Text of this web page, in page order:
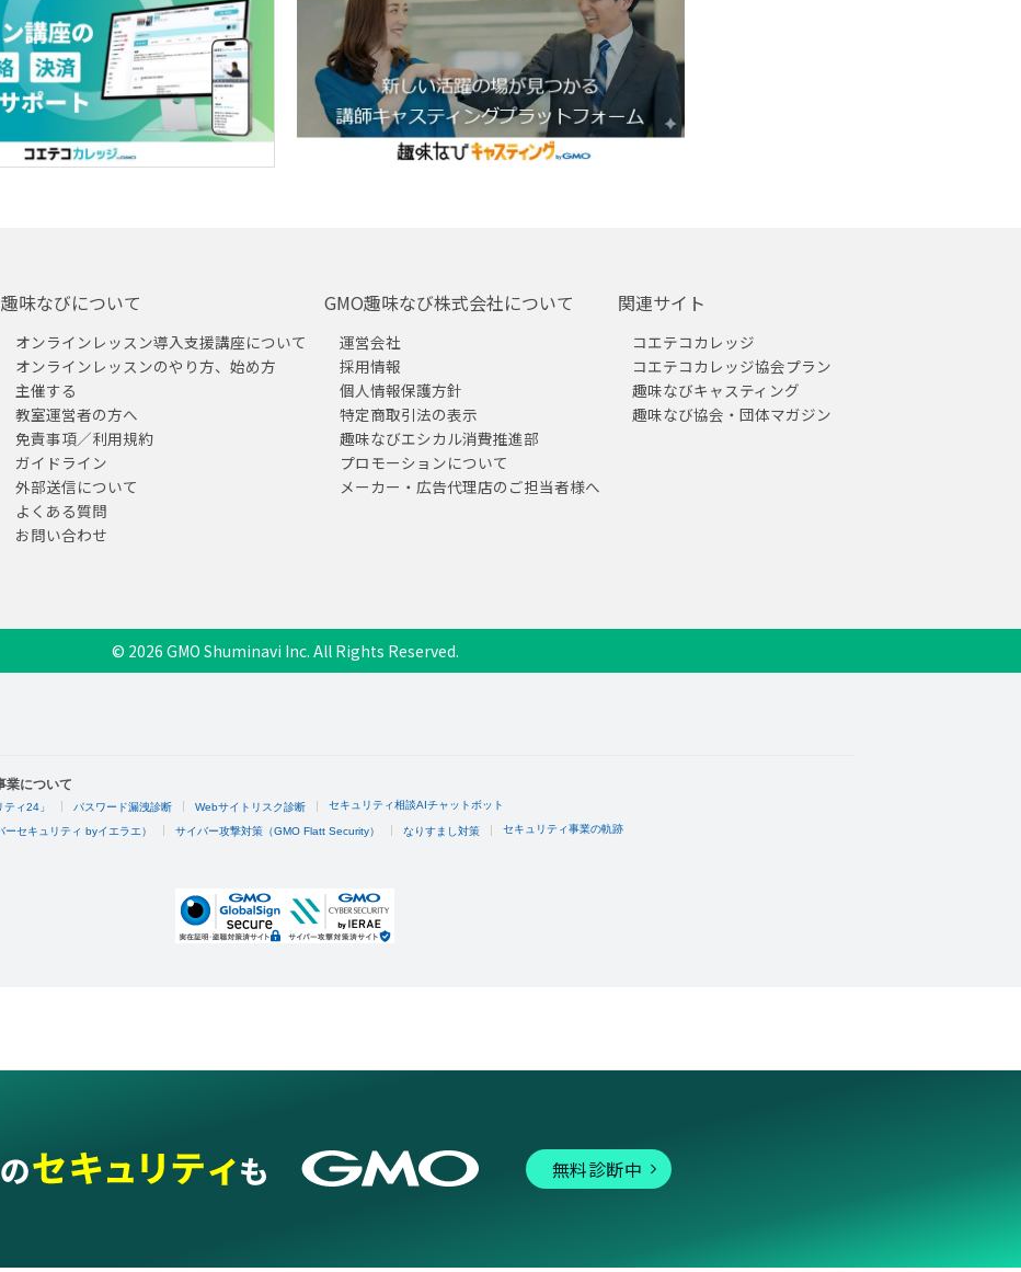
趣味なびについて
オンラインレッスン導入支援講座について
オンラインレッスンのやり方、始め方
主催する
教室運営者の方へ
免責事項／利用規約
ガイドライン
外部送信について
よくある質問
お問い合わせ
GMO趣味なび株式会社について
運営会社
採用情報
個人情報保護方針
特定商取引法の表示
趣味なびエシカル消費推進部
プロモーションについて
メーカー・広告代理店のご担当者様へ
関連サイト
コエテコカレッジ
コエテコカレッジ協会プラン
趣味なびキャスティング
趣味なび協会・団体マガジン
© 2026 GMO Shuminavi Inc. All Rights Reserved.
無料診断中